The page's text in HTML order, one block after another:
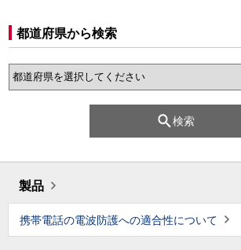
都道府県から検索
検索
製品
携帯電話の電波防護への適合性について